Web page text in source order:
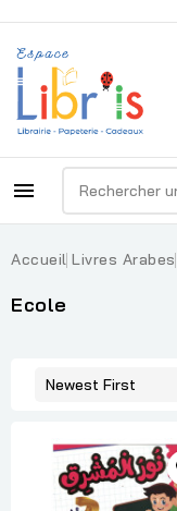

Accueil Livres Arabes
Ecole
Newest First